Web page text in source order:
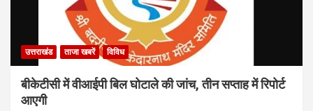
उत्तराखंड ताजा खबरें विविध
बीकेटीसी में वीआईपी बिल घोटाले की जांच, तीन सप्ताह में रिपोर्ट
आएगी